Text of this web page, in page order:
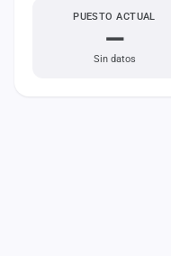
PUESTO ACTUAL
—
Sin datos